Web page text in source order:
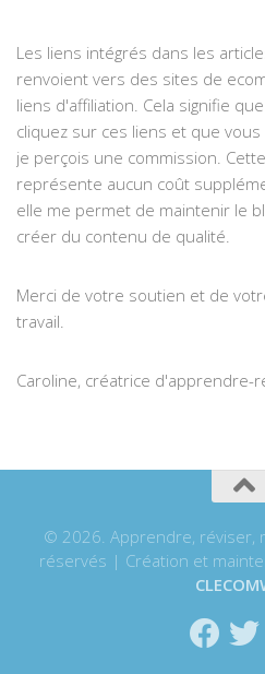
Les liens intégrés dans les
renvoient vers des sites de
liens d'affiliation. Cela signifie
cliquez sur ces liens et que
je perçois une commission.
représente aucun coût
elle me permet de maintenir le
créer du contenu de qualité.
Merci de votre soutien et de
travail.
Caroline, créatrice d'apprendre-
© 2026. Apprendre, réviser,
réservés | Création et